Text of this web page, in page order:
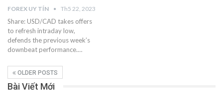
FOREX UY TÍN Th5 22, 2023
Share: USD/CAD takes offers
to refresh intraday low,
defends the previous week’s
downbeat performance.…
OLDER POSTS
Bài Viết Mới